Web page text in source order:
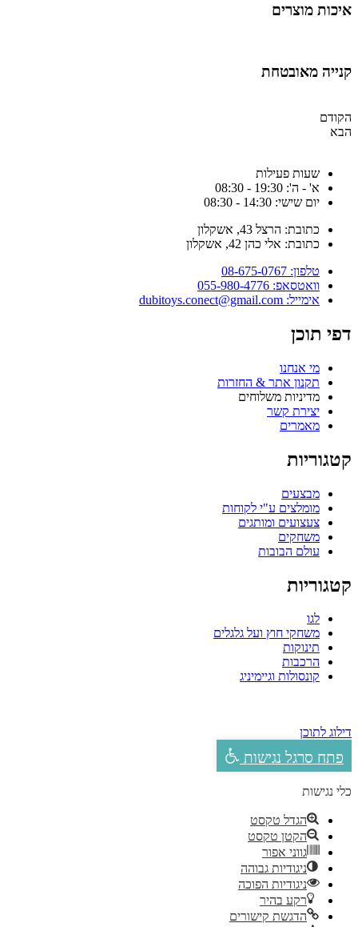
איכות מוצרים
קנייה מאובטחת
הקודם
הבא
שעות פעילות
א' - ה': 19:30 - 08:30
יום שישי: 14:30 - 08:30
כתובת: הרצל 43, אשקלון
כתובת: אלי כהן 42, אשקלון
טלפון: 08-675-0767
וואטסאפ: 055-980-4776
אימייל: dubitoys.conect@gmail.com
דפי תוכן
מי אנחנו
תקנון אתר & החזרות
מדיניות משלוחים
יצירת קשר
מאמרים
קטגוריות
מבצעים
מומלצים ע"י לקוחות
צעצועים ומותגים
משחקים
עולם הבובות
קטגוריות
לגו
משחקי חוץ ועל גלגלים
תינוקות
הרכבות
קונסולות וגיימיניג
דילוג לתוכן
פתח סרגל נגישות
כלי נגישות
הגדל טקסט
הקטן טקסט
גווני אפור
ניגודיות גבוהה
ניגודיות הפוכה
רקע בהיר
הדגשת קישורים